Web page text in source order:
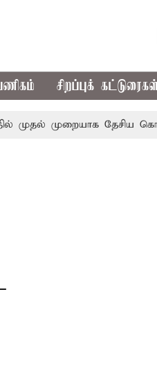
சிறப்புக்
முறையாக தேசிய கொடி